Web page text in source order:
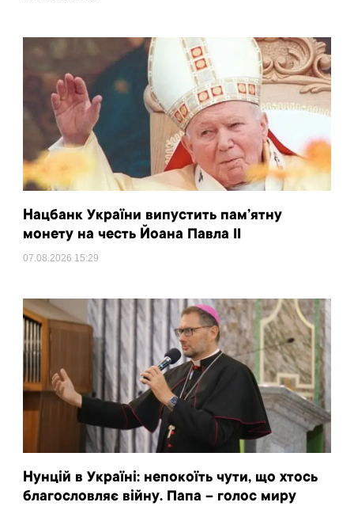
Нацбанк України випустить пам’ятну
монету на честь Йоана Павла II
07.08.2026 15:29
Нунцій в Україні: непокоїть чути, що хтось
благословляє війну. Папа – голос миру